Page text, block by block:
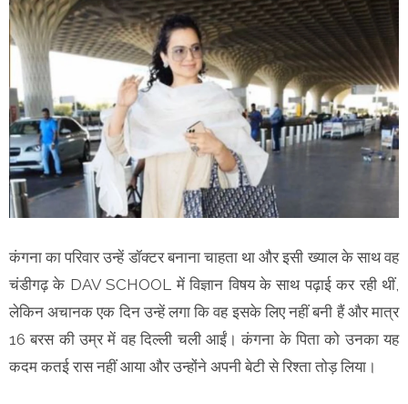
कंगना का परिवार उन्हें डॉक्टर बनाना चाहता था और इसी ख्याल के साथ वह
चंडीगढ़ के DAV SCHOOL में विज्ञान विषय के साथ पढ़ाई कर रही थीं,
लेकिन अचानक एक दिन उन्हें लगा कि वह इसके लिए नहीं बनी हैं और मात्र
16 बरस की उम्र में वह दिल्ली चली आईं। कंगना के पिता को उनका यह
कदम कतई रास नहीं आया और उन्होंने अपनी बेटी से रिश्ता तोड़ लिया।